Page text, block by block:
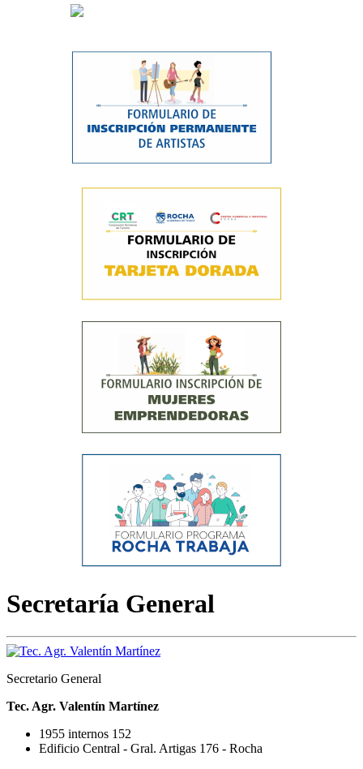
Secretaría General
Secretario General
Tec. Agr. Valentín Martínez
1955 internos 152
Edificio Central - Gral. Artigas 176 - Rocha